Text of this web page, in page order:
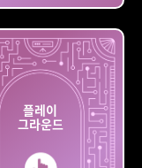
플레이
그라운드